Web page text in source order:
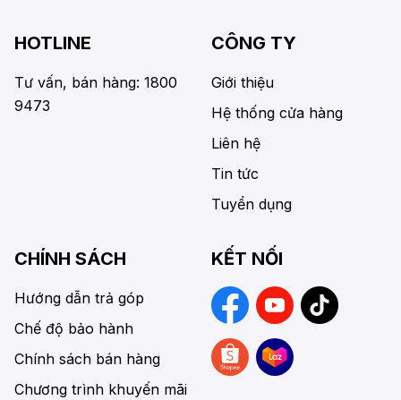
HOTLINE
Tư vấn, bán hàng: 1800
9473
CÔNG TY
Giới thiệu
Hệ thống cửa hàng
Liên hệ
Tin tức
Tuyển dụng
CHÍNH SÁCH
Hướng dẫn trả góp
Chế độ bảo hành
Chính sách bán hàng
Chương trình khuyến mãi
KẾT NỐI